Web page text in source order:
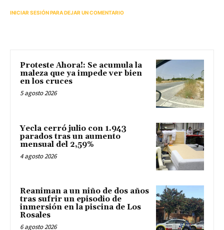
INICIAR SESIÓN PARA DEJAR UN COMENTARIO
Proteste Ahora!: Se acumula la
maleza que ya impede ver bien
en los cruces
5 agosto 2026
Yecla cerró julio con 1.943
parados tras un aumento
mensual del 2,59%
4 agosto 2026
Reaniman a un niño de dos años
tras sufrir un episodio de
inmersión en la piscina de Los
Rosales
6 agosto 2026